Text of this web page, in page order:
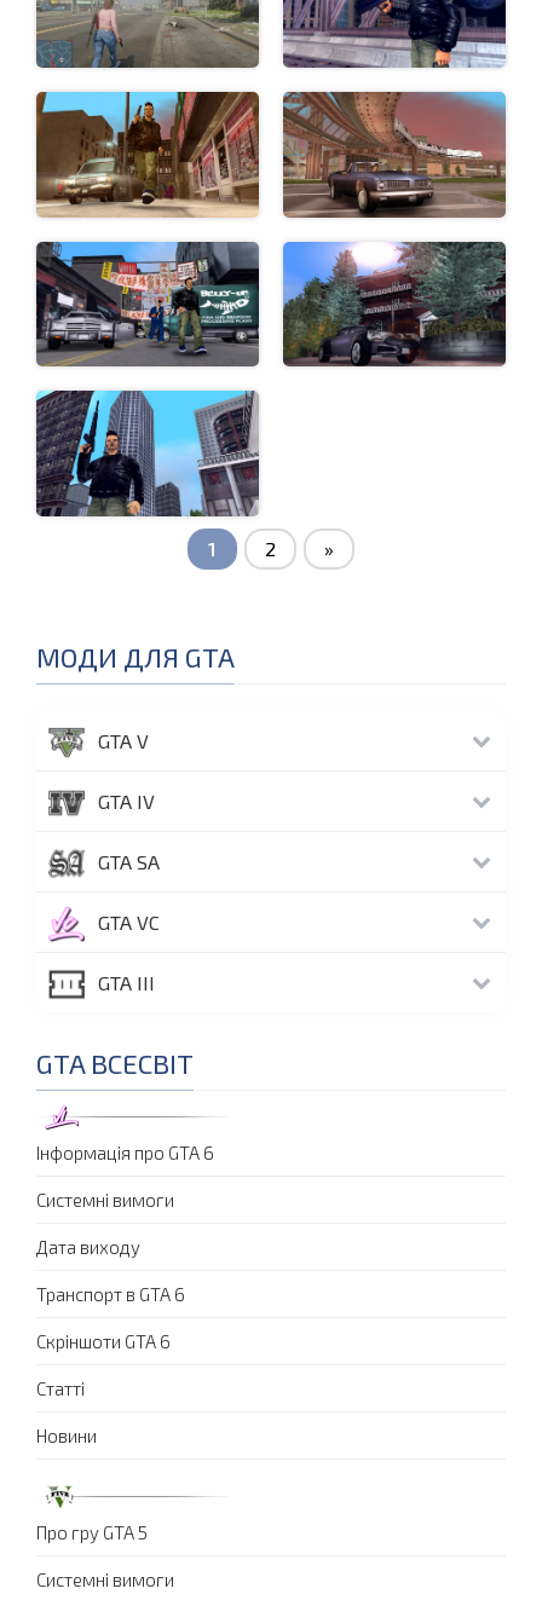
1 2 »
МОДИ ДЛЯ GTA
GTA V
GTA IV
GTA SA
GTA VC
GTA III
GTA ВСЕСВІТ
Інформація про GTA 6
Системні вимоги
Дата виходу
Транспорт в GTA 6
Скріншоти GTA 6
Статті
Новини
Про гру GTA 5
Системні вимоги